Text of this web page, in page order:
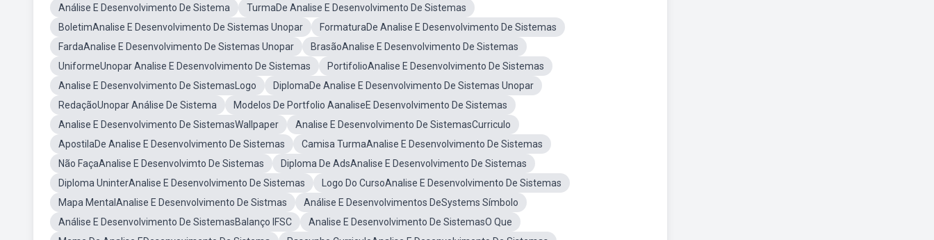
Análise E Desenvolvimento De Sistema
TurmaDe Analise E Desenvolvimento De Sistemas
BoletimAnalise E Desenvolvimento De Sistemas Unopar
FormaturaDe Analise E Desenvolvimento De Sistemas
FardaAnalise E Desenvolvimento De Sistemas Unopar
BrasãoAnalise E Desenvolvimento De Sistemas
UniformeUnopar Analise E Desenvolvimento De Sistemas
PortifolioAnalise E Desenvolvimento De Sistemas
Analise E Desenvolvimento De SistemasLogo
DiplomaDe Analise E Desenvolvimento De Sistemas Unopar
RedaçãoUnopar Análise De Sistema
Modelos De Portfolio AanaliseE Desenvolvimento De Sistemas
Analise E Desenvolvimento De SistemasWallpaper
Analise E Desenvolvimento De SistemasCurriculo
ApostilaDe Analise E Desenvolvimento De Sistemas
Camisa TurmaAnalise E Desenvolvimento De Sistemas
Não FaçaAnalise E Desenvolvimto De Sistemas
Diploma De AdsAnalise E Desenvolvimento De Sistemas
Diploma UninterAnalise E Desenvolvimento De Sistemas
Logo Do CursoAnalise E Desenvolvimento De Sistemas
Mapa MentalAnalise E Desenvolvimento De Sistmas
Análise E Desenvolvimentos DeSystems Símbolo
Análise E Desenvolvimento De SistemasBalanço IFSC
Analise E Desenvolvimento De SistemasO Que